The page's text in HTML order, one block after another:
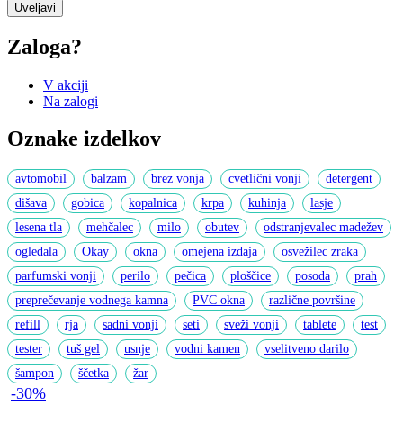
Uveljavi
Zaloga?
V akciji
Na zalogi
Oznake izdelkov
avtomobil balzam brez vonja cvetlični vonji
detergent
dišava
gobica kopalnica krpa kuhinja
lasje
lesena tla
mehčalec milo obutev
odstranjevalec madežev
ogledala
Okay okna omejena izdaja
osvežilec zraka
parfumski vonji
perilo pečica ploščice posoda
prah
preprečevanje vodnega kamna
PVC okna
različne površine
refill
rja sadni vonji seti sveži vonji tablete
test
tester
tuš gel usnje vodni kamen
vselitveno darilo
šampon
ščetka žar
-30%